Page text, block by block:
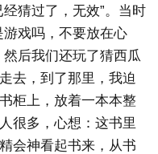
猜过了，无效”。当时
戏吗，不要放在心
然后我们还玩了猜西瓜
去，到了那里，我迫
柜上，放着一本本整
很多，心想：这书里
会神看起书来，从书